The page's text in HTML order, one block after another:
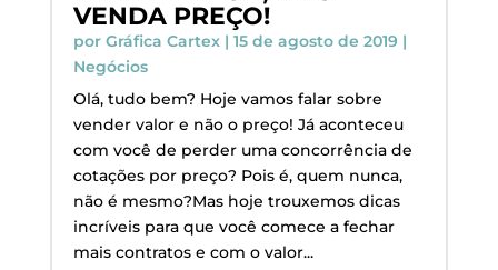
VENDA PREÇO!
por Gráfica Cartex| 15 de agosto de 2019 |
Negócios
Olá, tudo bem? Hoje vamos falar sobre
vender valor e não o preço! Já aconteceu
com você de perder uma concorrência de
cotações por preço? Pois é, quem nunca,
não é mesmo?Mas hoje trouxemos dicas
incríveis para que você comece a fechar
mais contratos e com o valor...